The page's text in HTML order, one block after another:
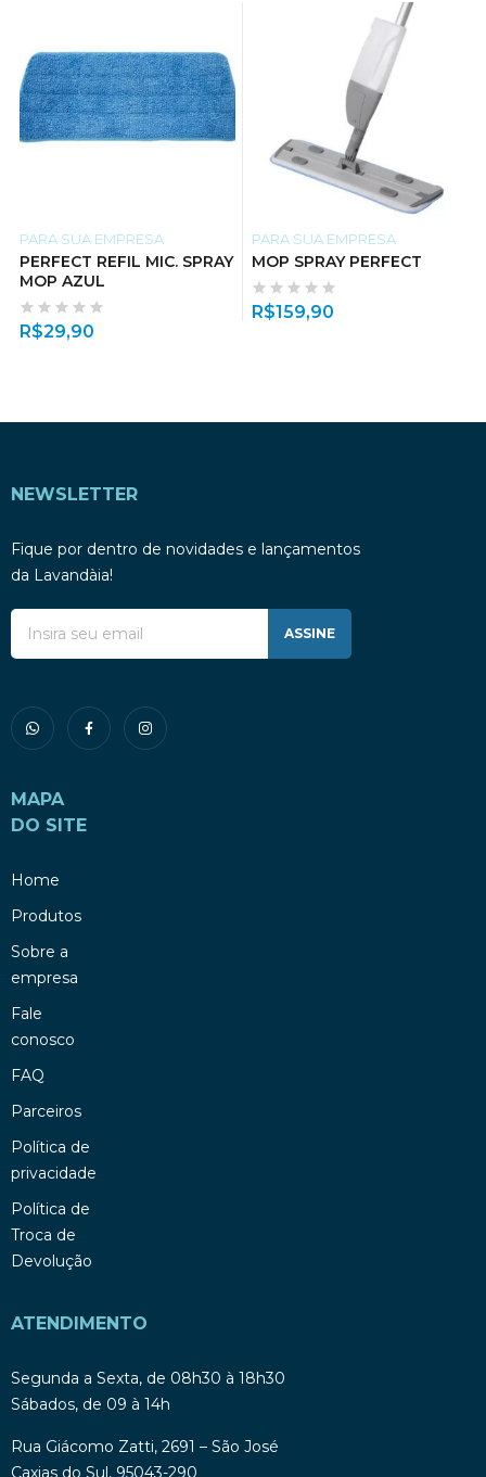
PARA SUA EMPRESA
PERFECT REFIL MIC. SPRAY
MOP AZUL
R$29,90
PARA SUA EMPRESA
MOP SPRAY PERFECT
R$159,90
NEWSLETTER
Fique por dentro de novidades e lançamentos
da Lavandàia!
ASSINE
MAPA
DO SITE
Home
Produtos
Sobre a
empresa
Fale
conosco
FAQ
Parceiros
Política de
privacidade
Política de
Troca de
Devolução
ATENDIMENTO
Segunda a Sexta, de 08h30 à 18h30
Sábados, de 09 à 14h
Rua Giácomo Zatti, 2691 – São José
Caxias do Sul, 95043-290